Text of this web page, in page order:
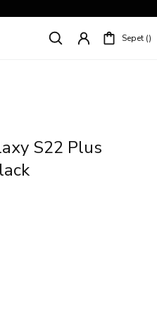
Sepet
S22 Plus